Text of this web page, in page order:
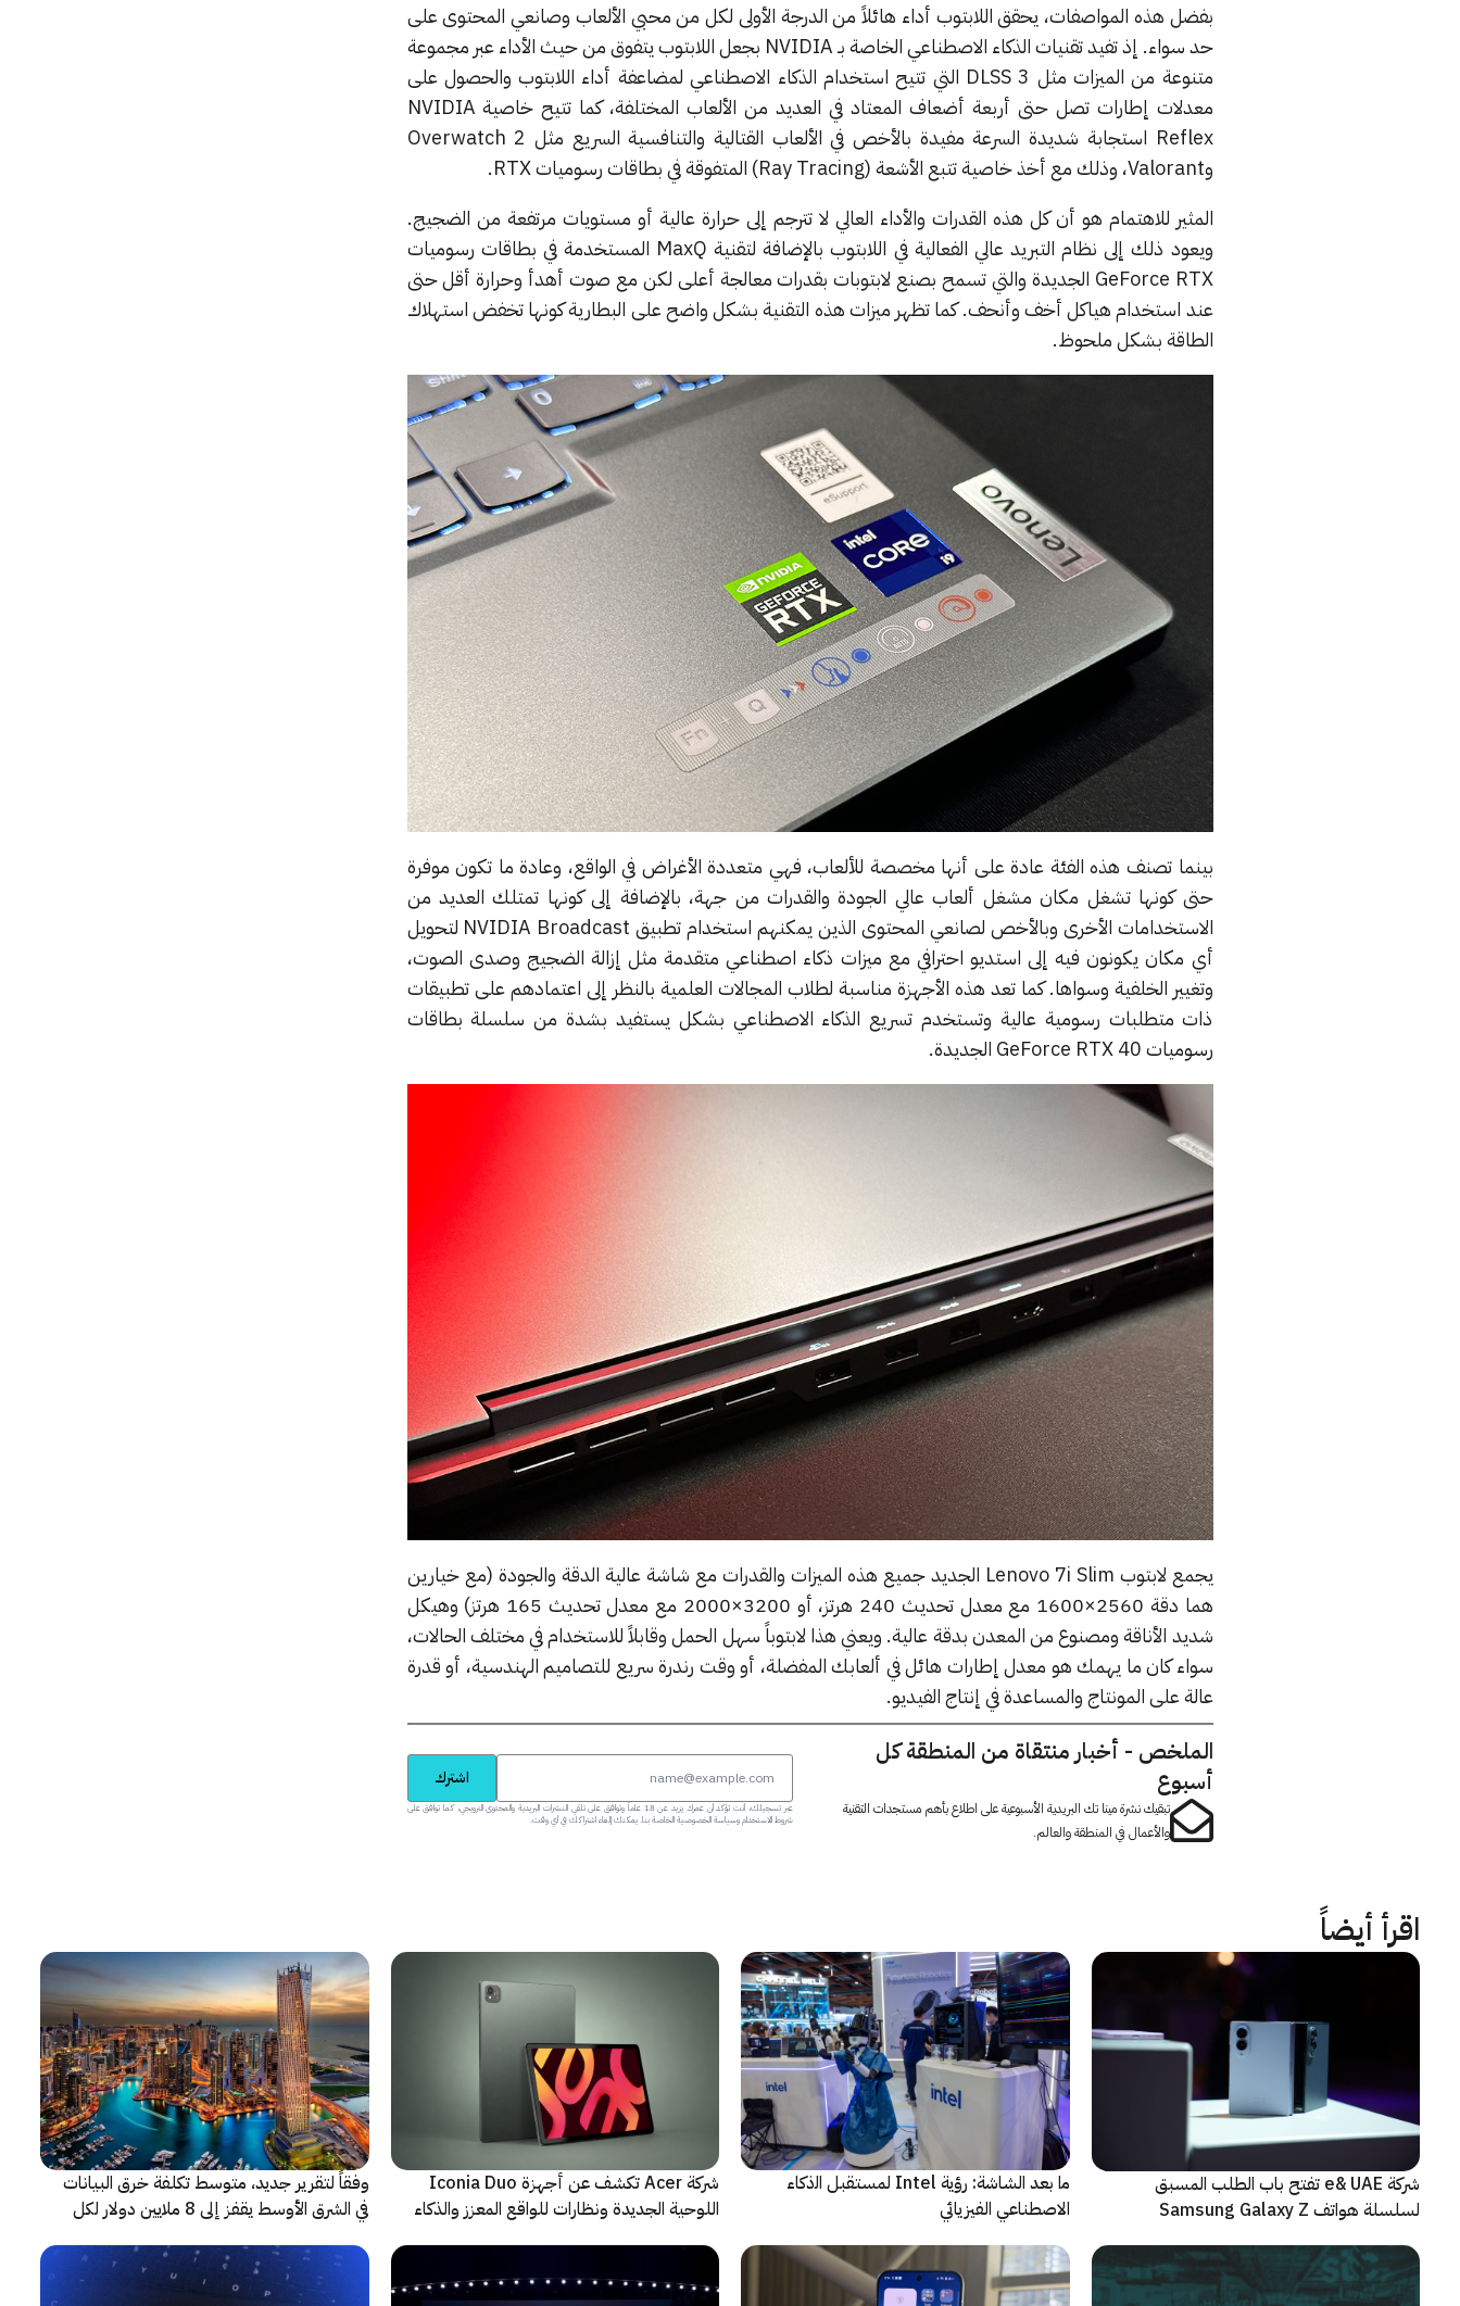
بفضل هذه المواصفات، يحقق اللابتوب أداء هائلاً من الدرجة الأولى لكل من محبي الألعاب وصانعي المحتوى على
حد سواء. إذ تفيد تقنيات الذكاء الاصطناعي الخاصة بـ NVIDIA بجعل اللابتوب يتفوق من حيث الأداء عبر مجموعة
متنوعة من الميزات مثل DLSS 3 التي تتيح استخدام الذكاء الاصطناعي لمضاعفة أداء اللابتوب والحصول على
معدلات إطارات تصل حتى أربعة أضعاف المعتاد في العديد من الألعاب المختلفة، كما تتيح خاصية NVIDIA
Reflex استجابة شديدة السرعة مفيدة بالأخص في الألعاب القتالية والتنافسية السريع مثل Overwatch 2
وValorant، وذلك مع أخذ خاصية تتبع الأشعة (Ray Tracing) المتفوقة في بطاقات رسوميات RTX.
المثير للاهتمام هو أن كل هذه القدرات والأداء العالي لا تترجم إلى حرارة عالية أو مستويات مرتفعة من الضجيج.
ويعود ذلك إلى نظام التبريد عالي الفعالية في اللابتوب بالإضافة لتقنية MaxQ المستخدمة في بطاقات رسوميات
GeForce RTX الجديدة والتي تسمح بصنع لابتوبات بقدرات معالجة أعلى لكن مع صوت أهدأ وحرارة أقل حتى
عند استخدام هياكل أخف وأنحف. كما تظهر ميزات هذه التقنية بشكل واضح على البطارية كونها تخفض استهلاك
الطاقة بشكل ملحوظ.
بينما تصنف هذه الفئة عادة على أنها مخصصة للألعاب، فهي متعددة الأغراض في الواقع، وعادة ما تكون موفرة
حتى كونها تشغل مكان مشغل ألعاب عالي الجودة والقدرات من جهة، بالإضافة إلى كونها تمتلك العديد من
الاستخدامات الأخرى وبالأخص لصانعي المحتوى الذين يمكنهم استخدام تطبيق NVIDIA Broadcast لتحويل
أي مكان يكونون فيه إلى استديو احترافي مع ميزات ذكاء اصطناعي متقدمة مثل إزالة الضجيج وصدى الصوت،
وتغيير الخلفية وسواها. كما تعد هذه الأجهزة مناسبة لطلاب المجالات العلمية بالنظر إلى اعتمادهم على تطبيقات
ذات متطلبات رسومية عالية وتستخدم تسريع الذكاء الاصطناعي بشكل يستفيد بشدة من سلسلة بطاقات
رسوميات GeForce RTX 40 الجديدة.
يجمع لابتوب Lenovo 7i Slim الجديد جميع هذه الميزات والقدرات مع شاشة عالية الدقة والجودة (مع خيارين
هما دقة 2560×1600 مع معدل تحديث 240 هرتز، أو 3200×2000 مع معدل تحديث 165 هرتز) وهيكل
شديد الأناقة ومصنوع من المعدن بدقة عالية. ويعني هذا لابتوباً سهل الحمل وقابلاً للاستخدام في مختلف الحالات،
سواء كان ما يهمك هو معدل إطارات هائل في ألعابك المفضلة، أو وقت رندرة سريع للتصاميم الهندسية، أو قدرة
عالة على المونتاج والمساعدة في إنتاج الفيديو.
الملخص - أخبار منتقاة من المنطقة كل
أسبوع
تبقيك نشرة مينا تك البريدية الأسبوعية على اطلاع بأهم مستجدات التقنية
والأعمال في المنطقة والعالم.
اشترك
عبر تسجيلك، أنت تؤكد أن عمرك يزيد عن 18 عاماً وتوافق على تلقي النشرات البريدية والمحتوى الترويجي، كما توافق على
شروط الاستخدام وسياسة الخصوصية الخاصة بنا. يمكنك إلغاء اشتراكك في أي وقت.
اقرأ أيضاً
شركة e& UAE تفتح باب الطلب المسبق
لسلسلة هواتف Samsung Galaxy Z
ﻣا بعد الشاشة: رؤية Intel لمستقبل اﻟذﻛﺎء
الاصطناعي الفيزيائي
شركة Acer تكشف عن أجهزة Iconia Duo
اللوحية الجديدة ونظارات للواقع المعزز والذكاء
وفقاً لتقرير جديد، متوسط تكلفة خرق البيانات
في الشرق الأوسط يقفز إلى 8 ملايين دولار لكل